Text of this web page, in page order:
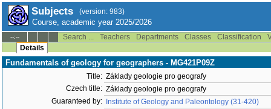
Subjects (version: 983)
Course, academic year 2025/2026
--:-- Search ... Teachers Departments Classes Classification
Details
Fundamentals of geology for geographers - MG421P09Z
Title: Základy geologie pro geografy
Czech title: Základy geologie pro geografy
Guaranteed by:
Institute of Geology and Paleontology (31-420)